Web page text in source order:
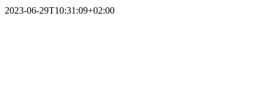
2023-06-29T10:31:09+02:00